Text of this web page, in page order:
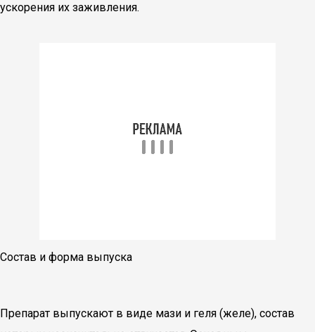
ускорения их заживления.
Состав и форма выпуска
Препарат выпускают в виде мази и геля (желе), состав